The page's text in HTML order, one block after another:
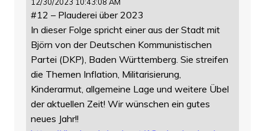
12/30/2023 10:43:08 AM
#12 – Plauderei über 2023
In dieser Folge spricht einer aus der Stadt mit
Björn von der Deutschen Kommunistischen
Partei (DKP), Baden Württemberg. Sie streifen
die Themen Inflation, Militarisierung,
Kinderarmut, allgemeine Lage und weitere Übel
der aktuellen Zeit! Wir wünschen ein gutes
neues Jahr!!